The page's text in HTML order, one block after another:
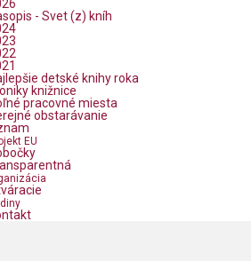
- Svet (z) kníh
detské knihy roka
knižnice
pracovné miesta
obstarávanie
EU